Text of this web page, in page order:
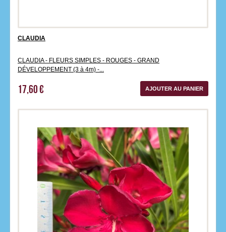
‹ ›
CLAUDIA
CLAUDIA - FLEURS SIMPLES - ROUGES - GRAND
DÉVELOPPEMENT (3 à 4m) -...
17,60 € AJOUTER AU PANIER